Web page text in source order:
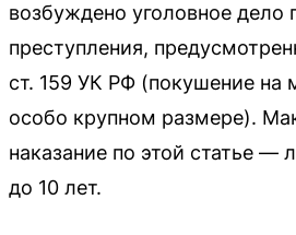
возбуждено уголовное дело
преступления,
ст. 159 УК РФ (покушение на
особо крупном размере).
наказание по этой статье —
до 10 лет.